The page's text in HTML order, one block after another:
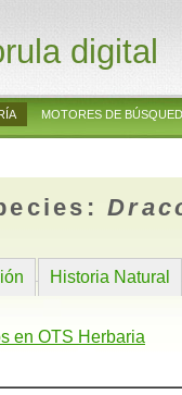
digital
MOTORES DE
Historia Natural
en OTS Herbaria